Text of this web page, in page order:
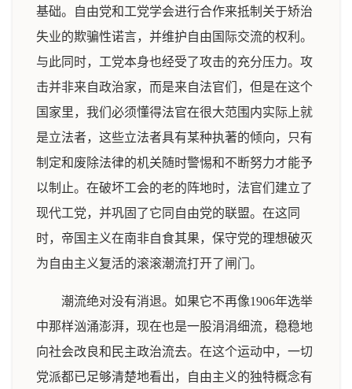
基础。自由党和工党学会进行合作来抵制关于矫治
失业的欺骗性诺言，并维护自由国际交流的权利。
与此同时，工党本身也经受了攻击的充分压力。攻
击并非来自政治家，而是来自法官们，但是在这个
国家里，我们必须懂得法官在很大范围内实际上就
是立法者，这些立法者具有某种执著的倾向，只有
制定和废除法律的机关随时警惕和不断努力才能予
以制止。在破坏工会的老的阵地时，法官们建立了
现代工党，并巩固了它同自由党的联盟。在这同
时，帝国主义在南非自食其果，保守党的理想破灭
为自由主义复活的滚滚潮流打开了闸门。
潮流绝对没有消退。如果它不再像1906年选举
中那样汹涌澎湃，现在也是一股涓涓细流，稳稳地
向社会改良和民主政治流去。在这个运动中，一切
党派都已足够清楚地看出，自由主义的独特概念有